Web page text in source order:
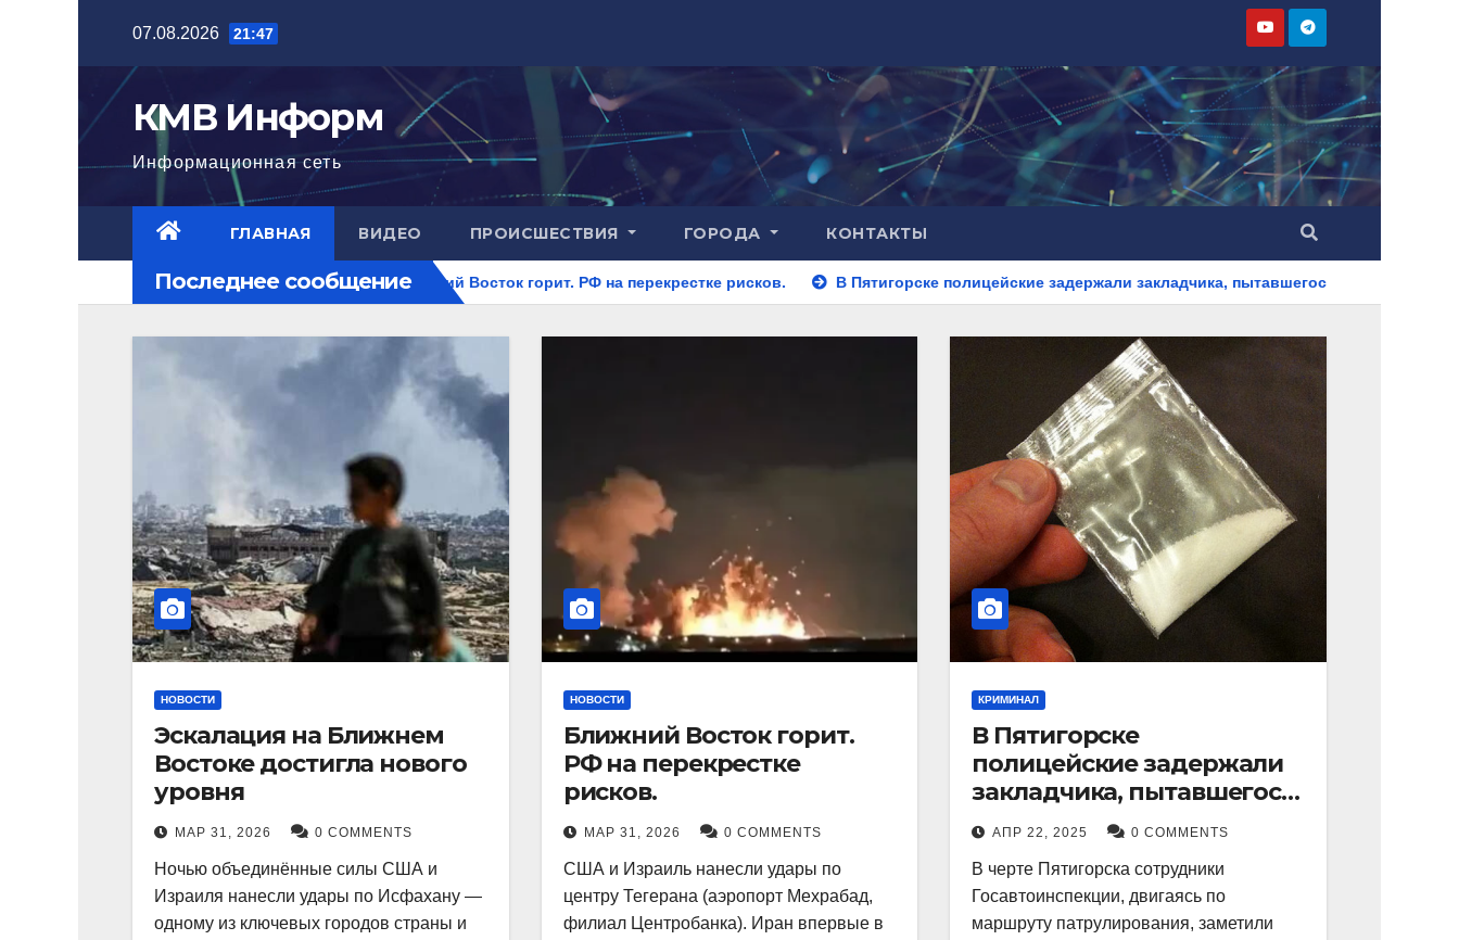
содержимому
07.08.2026 21:47
КМВ Информ
Информационная сеть
ГЛАВНАЯ ВИДЕО ПРОИСШЕСТВИЯ ГОРОДА КОНТАКТЫ
Последнее сообщение
нового уровня Ближний Восток горит. РФ на перекрестке рисков. В Пятигорске полицейские задержали закладчика, пытавшегося сбыть партию синтетического
НОВОСТИ
Эскалация на Ближнем
Востоке достигла нового
уровня
МАР 31, 2026 0 COMMENTS
Ночью объединённые силы США и
Израиля нанесли удары по Исфахану —
одному из ключевых городов страны и
НОВОСТИ
Ближний Восток горит.
РФ на перекрестке
рисков.
МАР 31, 2026 0 COMMENTS
США и Израиль нанесли удары по
центру Тегерана (аэропорт Мехрабад,
филиал Центробанка). Иран впервые в
КРИМИНАЛ
В Пятигорске
полицейские задержали
закладчика, пытавшегося
сбыть партию
синтетического
наркотика
АПР 22, 2025 0 COMMENTS
В черте Пятигорска сотрудники
Госавтоинспекции, двигаясь по
маршруту патрулирования, заметили